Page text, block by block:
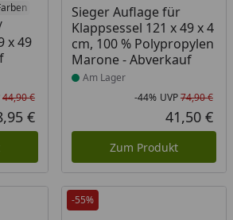
x 49
Rabatt in Prozent
Ursprünglicher Preis
44,90 €
Aktueller Preis
€
Sieger Auflage für
Klappsessel 121 x 49 x 4
cm, 100 % Polypropylen
Marone - Abverkauf
Produkt am Lager
Am Lager
-44% UVP74,90 €
41,50 €
Zum Produkt
-55%